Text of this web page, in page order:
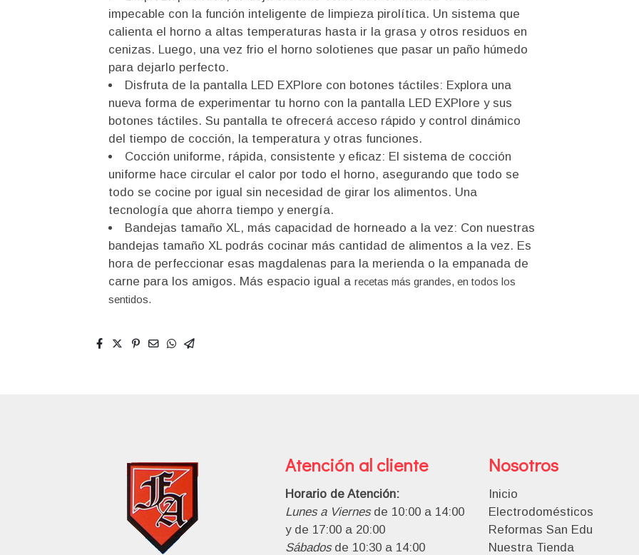
impecable con la función inteligente de limpieza pirolítica. Un sistema que
calienta el horno a altas temperaturas hasta ir la grasa y otros residuos en
cenizas. Luego, una vez frio el horno solotienes que pasar un paño húmedo
para dejarlo perfecto.
Disfruta de la pantalla LED EXPlore con botones táctiles: Explora una
nueva forma de experimentar tu horno con la pantalla LED EXPlore y sus
botones táctiles. Su pantalla te ofrecerá acceso rápido y control dinámico
del tiempo de cocción, la temperatura y otras funciones.
Cocción uniforme, rápida, consistente y eficaz: El sistema de cocción
uniforme hace circular el calor por todo el horno, asegurando que todo se
todo se cocine por igual sin necesidad de girar los alimentos. Una
tecnología que ahorra tiempo y energía.
Bandejas tamaño XL, más capacidad de horneado a la vez: Con nuestras
bandejas tamaño XL podrás cocinar más cantidad de alimentos a la vez. Es
hora de perfeccionar esas magdalenas para la merienda o la empanada de
carne para los amigos. Más espacio igual arecetas más grandes, en todos los
sentidos.
Atención al cliente
Horario de Atención:
Lunes a Viernesde 10:00 a 14:00
y de 17:00 a 20:00
Sábadosde 10:30 a 14:00
Nosotros
Inicio
Electrodomésticos
Reformas San Edu
Nuestra Tienda